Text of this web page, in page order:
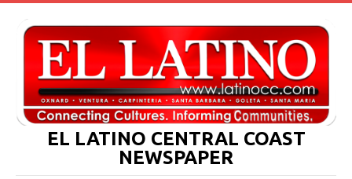
EL LATINO CENTRAL COAST
NEWSPAPER